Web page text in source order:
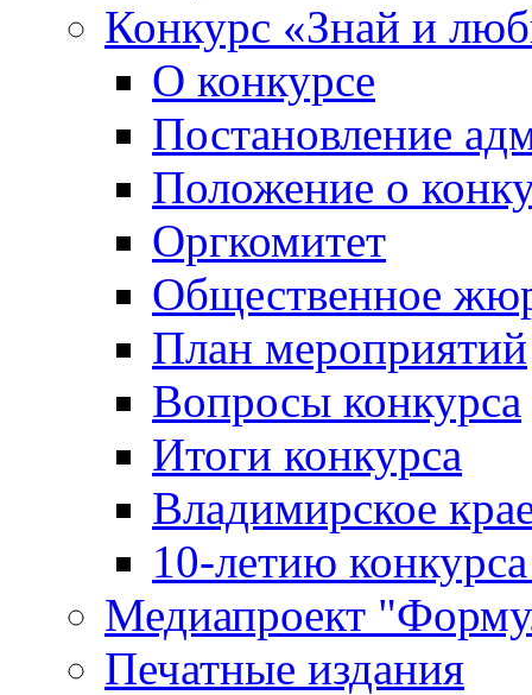
Конкурс «Знай и
О конкурсе
Постановление
Положение о
Оргкомитет
Общественное
План мероприятий
Вопросы конкурса
Итоги конкурса
Владимирское
10-летию
Медиапроект
Печатные издания